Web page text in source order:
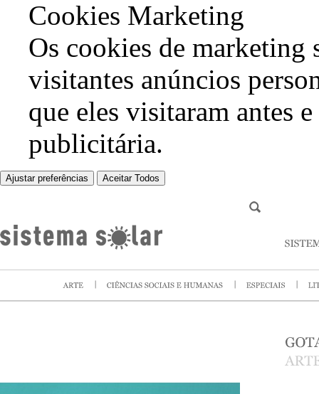
Cookies Marketing
Os cookies de marketing
visitantes anúncios
que eles visitaram antes
publicitária.
Ajustar preferências Aceitar Todos